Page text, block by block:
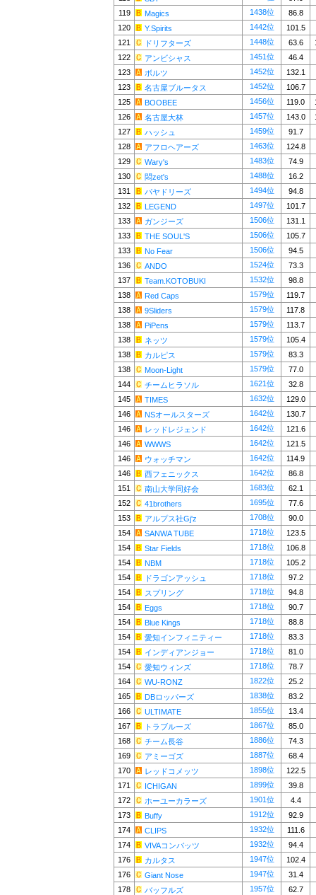
119
Magics 1438位
86.8
120
Y.Spirits 1442位
101.5
121
ドリフターズ 1448位 63.6
122
アンビシャス 1451位
46.4
123
ボルツ 1452位
132.1
123
名古屋ブルータス 1452位
106.7
125
BOOBEE 1456位 119.0
126
名古屋大林 1457位 143.0
127
ハッシュ 1459位
91.7
128
アフロヘアーズ 1463位
124.8
129
Wary's 1483位
74.9
130
悶zet's 1488位
16.2
131
パヤドリーズ 1494位
94.8
132
LEGEND 1497位
101.7
133
ガンジーズ 1506位
131.1
133
THE SOUL'S 1506位
105.7
133
No Fear 1506位
94.5
136
ANDO 1524位
73.3
137
Team.KOTOBUKI 1532位
98.8
138
Red Caps 1579位
119.7
138
9Sliders 1579位
117.8
138
PiPens 1579位
113.7
138
ネッツ 1579位
105.4
138
カルピス 1579位
83.3
138
Moon-Light 1579位
77.0
144
チームヒラソル 1621位
32.8
145
TIMES 1632位
129.0
146
NSオールスターズ 1642位
130.7
146
レッドレジェンド 1642位
121.6
146
WWWS 1642位
121.5
146
ウォッチマン 1642位
114.9
146
西フェニックス 1642位
86.8
151
南山大学同好会 1683位 62.1
152
41brothers 1695位
77.6
153
アルプス社Gj'z 1708位
90.0
154
SANWA TUBE 1718位
123.5
154
Star Fields 1718位
106.8
154
NBM 1718位
105.2
154
ドラゴンアッシュ 1718位
97.2
154
スプリング 1718位
94.8
154
Eggs 1718位
90.7
154
Blue Kings 1718位
88.8
154
愛知インフィニティー 1718位
83.3
154
インディアンジョー 1718位
81.0
154
愛知ウィンズ 1718位
78.7
164
WU-RONZ 1822位
25.2
165
DBロッパーズ 1838位
83.2
166
ULTIMATE 1855位
13.4
167
トラブルーズ 1867位
85.0
168
チーム長谷 1886位
74.3
169
アミーゴズ 1887位
68.4
170
レッドコメッツ 1898位
122.5
171
ICHIGAN 1899位
39.8
172
ホーユーカラーズ 1901位
4.4
173
Buffy 1912位
92.9
174
CLIPS 1932位
111.6
174
VIVAコンバッツ 1932位
94.4
176
カルタス 1947位
102.4
176
Giant Nose 1947位
31.4
178
バッフルズ 1957位
62.7